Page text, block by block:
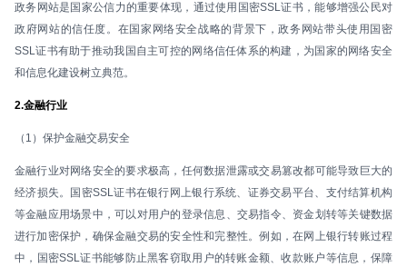
政务网站是国家公信力的重要体现，通过使用国密SSL证书，能够增强公民对
政府网站的信任度。在国家网络安全战略的背景下，政务网站带头使用国密
SSL证书有助于推动我国自主可控的网络信任体系的构建，为国家的网络安全
和信息化建设树立典范。
2.金融行业
（1）保护金融交易安全
金融行业对网络安全的要求极高，任何数据泄露或交易篡改都可能导致巨大的
经济损失。国密SSL证书在银行网上银行系统、证券交易平台、支付结算机构
等金融应用场景中，可以对用户的登录信息、交易指令、资金划转等关键数据
进行加密保护，确保金融交易的安全性和完整性。例如，在网上银行转账过程
中，国密SSL证书能够防止黑客窃取用户的转账金额、收款账户等信息，保障